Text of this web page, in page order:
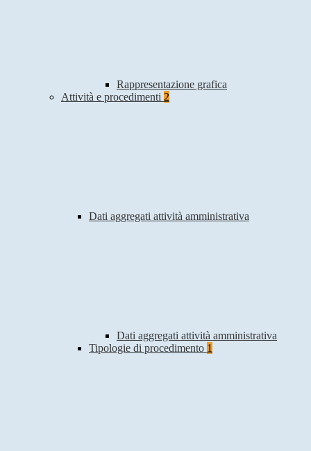
Rappresentazione grafica
Attività e procedimenti 2
Dati aggregati attività amministrativa
Dati aggregati attività amministrativa
Tipologie di procedimento 1